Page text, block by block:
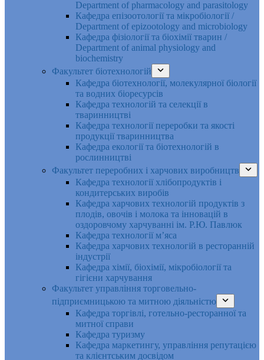
Department of pharmacology and parasitology
Кафедра епізоотології та мікробіології /
Department of epizootology and microbiology
Кафедра фізіології та біохімії тварин /
Department of animal physiology and
biochemistry
Факультет біотехнологій
Кафедра біотехнології, молекулярної біології
та водних біоресурсів
Кафедра технологій та селекції в
тваринництві
Кафедра технології переробки та якості
продукції тваринництва
Кафедра екології та біотехнологій в
рослинництві
Факультет переробних і харчових виробництв
Кафедра технології хлібопродуктів і
кондитерських виробів
Кафедра харчових технологій продуктів з
плодів, овочів і молока та інновацій в
оздоровчому харчуванні ім. Р.Ю. Павлюк
Кафедра технології м’яса
Кафедра харчових технологій в ресторанній
індустрії
Кафедра хімії, біохімії, мікробіології та
гігієни харчування
Факультет управління торговельно-
підприємницькою та митною діяльністю
Кафедра торгівлі, готельно-ресторанної та
митної справи
Кафедра туризму
Кафедра маркетингу, управління репутацією
та клієнтським досвідом